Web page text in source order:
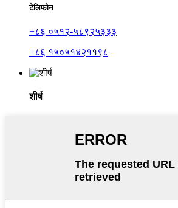
टेलिफोन
+८६ ०५१२-५८९२५३३३
+८६ १५०५१४२११९८
शीर्ष